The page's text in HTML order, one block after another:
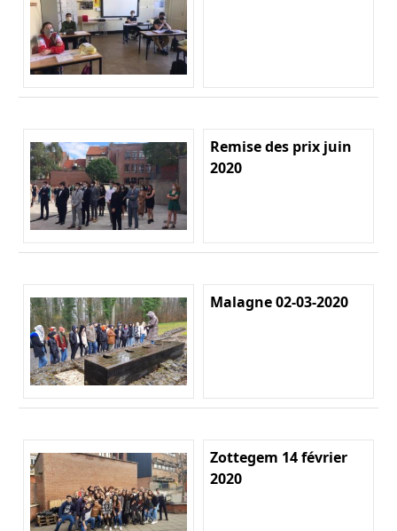
Remise des prix juin
2020
Malagne 02-03-2020
Zottegem 14 février
2020